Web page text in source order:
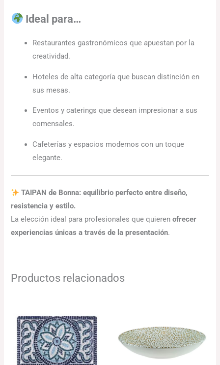
Ideal para…
Restaurantes gastronómicos que apuestan por la
creatividad.
Hoteles de alta categoría que buscan distinción en
sus mesas.
Eventos y caterings que desean impresionar a sus
comensales.
Cafeterías y espacios modernos con un toque
elegante.
TAIPAN de Bonna: equilibrio perfecto entre diseño,
resistencia y estilo.
La elección ideal para profesionales que quierenofrecer
experiencias únicas a través de la presentación.
Productos relacionados
precios:
desde
51.48€
hasta
107.14€
73.16€
hasta
112.68€